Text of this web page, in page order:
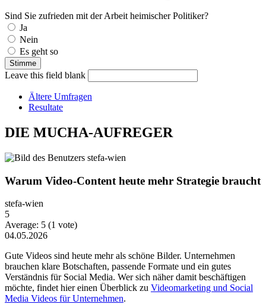
Sind Sie zufrieden mit der Arbeit heimischer Politiker?
Auswahlmöglichkeiten
Ja
Nein
Es geht so
Leave this field blank
Ältere Umfragen
Resultate
DIE MUCHA-AUFREGER
Warum Video-Content heute mehr Strategie braucht
stefa-wien
5
Average: 5 (1 vote)
04.05.2026
Gute Videos sind heute mehr als schöne Bilder. Unternehmen
brauchen klare Botschaften, passende Formate und ein gutes
Verständnis für Social Media. Wer sich näher damit beschäftigen
möchte, findet hier einen Überblick zu Videomarketing und Social
Media Videos für Unternehmen.